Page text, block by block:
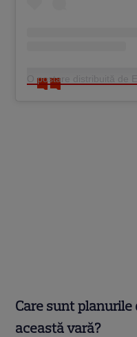
O postare distribuită de
Care sunt
această vară?